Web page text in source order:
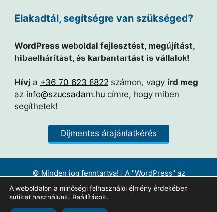
Elakadtál, segítségre van szükséged?
WordPress weboldal fejlesztést, megújítást,
hibaelhárítást, és karbantartást is vállalok!
Hívj a +36 70 623 8822 számon, vagy írd meg
az info@szucsadam.hu címre, hogy miben
segíthetek!
Díjmentes árajánlatkérés
© Minden jog fenntartva! | A "WordPress" az
Automattic Inc. bejegyzett védjegye. |
Ikonok forrása
Adatkezelési tájékoztató| Impresszum
A weboldalon a minőségi felhasználói élmény érdekében
sütiket használunk. Beállítások.